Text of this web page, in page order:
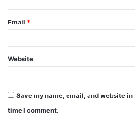
Email *
Website
Save my name, email, and website
time I comment.